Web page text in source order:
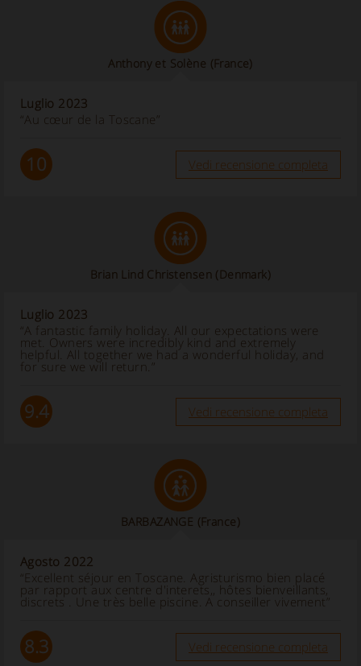
Anthony et Solène (France)
Luglio 2023
“Au cœur de la Toscane”
10 Vedi recensione completa
Brian Lind Christensen (Denmark)
Luglio 2023
“A fantastic family holiday. All our expectations were
met. Owners were incredibly kind and extremely
helpful. All together we had a wonderful holiday, and
for sure we will return.”
9.4 Vedi recensione completa
BARBAZANGE (France)
Agosto 2022
“Excellent séjour en Toscane. Agristurismo bien placé
par rapport aux centre d'interets,, hôtes bienveillants,
discrets . Une très belle piscine. A conseiller vivement”
8.3 Vedi recensione completa